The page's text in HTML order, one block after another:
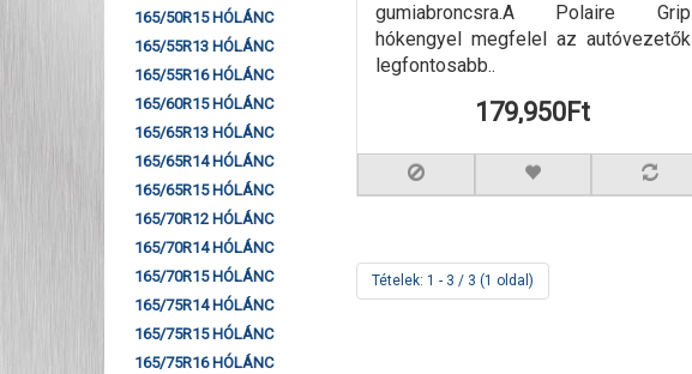
165/50R15 HÓLÁNC
165/55R13 HÓLÁNC
165/55R16 HÓLÁNC
165/60R15 HÓLÁNC
165/65R13 HÓLÁNC
165/65R14 HÓLÁNC
165/65R15 HÓLÁNC
165/70R12 HÓLÁNC
165/70R14 HÓLÁNC
165/70R15 HÓLÁNC
165/75R14 HÓLÁNC
165/75R15 HÓLÁNC
165/75R16 HÓLÁNC
gumiabroncsra.A Polaire Grip
hókengyel megfelel az autóvezetők
legfontosabb..
179,950Ft
Tételek: 1 - 3 / 3 (1 oldal)